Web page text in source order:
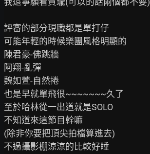
評審的部分現職都是單打仔
可能年輕的時候樂團風格明顯的
陳君豪-佛跳牆
阿翔-亂彈
魏如萱-自然捲
也是早就單飛很~~~~~~~久了
至於哈林從一出道就是SOLO
不知道來這節目幹嘛
(除非你要把頂尖拍檔算進去)
不過攝影棚涼涼的比較好睡